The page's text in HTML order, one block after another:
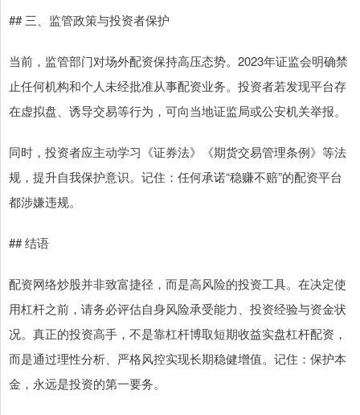
## 三、监管政策与投资者保护
当前，监管部门对场外配资保持高压态势。2023年证监会明确禁
止任何机构和个人未经批准从事配资业务。投资者若发现平台存
在虚拟盘、诱导交易等行为，可向当地证监局或公安机关举报。
同时，投资者应主动学习《证券法》《期货交易管理条例》等法
规，提升自我保护意识。记住：任何承诺“稳赚不赔”的配资平台
都涉嫌违规。
## 结语
配资网络炒股并非致富捷径，而是高风险的投资工具。在决定使
用杠杆之前，请务必评估自身风险承受能力、投资经验与资金状
况。真正的投资高手，不是靠杠杆博取短期收益实盘杠杆配资，
而是通过理性分析、严格风控实现长期稳健增值。记住：保护本
金，永远是投资的第一要务。